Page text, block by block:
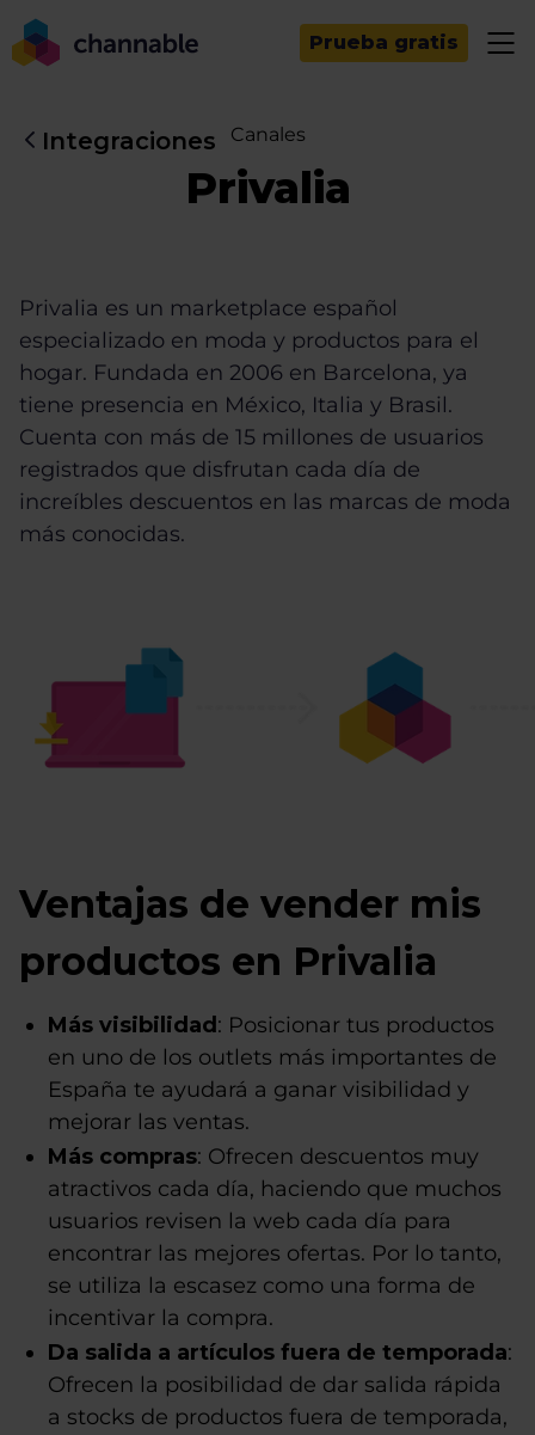
Prueba gratis
Integraciones Canales
Privalia
Privalia es un marketplace español
especializado en moda y productos para el
hogar. Fundada en 2006 en Barcelona, ya
tiene presencia en México, Italia y Brasil.
Cuenta con más de 15 millones de usuarios
registrados que disfrutan cada día de
increíbles descuentos en las marcas de moda
más conocidas.
Ventajas de vender mis
productos en Privalia
Más visibilidad : Posicionar tus productos
en uno de los outlets más importantes de
España te ayudará a ganar visibilidad y
mejorar las ventas.
Más compras: Ofrecen descuentos muy
atractivos cada día, haciendo que muchos
usuarios revisen la web cada día para
encontrar las mejores ofertas. Por lo tanto,
se utiliza la escasez como una forma de
incentivar la compra.
Da salida a artículos fuera de temporada:
Ofrecen la posibilidad de dar salida rápida
a stocks de productos fuera de temporada,